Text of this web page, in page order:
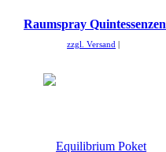
Raumspray Quintessenzen
zzgl. Versand